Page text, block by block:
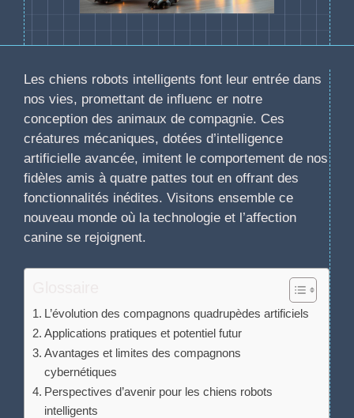
Les chiens robots intelligents font leur entrée dans
nos vies, promettant de influenc er notre
conception des animaux de compagnie. Ces
créatures mécaniques, dotées d’intelligence
artificielle avancée, imitent le comportement de nos
fidèles amis à quatre pattes tout en offrant des
fonctionnalités inédites. Visitons ensemble ce
nouveau monde où la technologie et l’affection
canine se rejoignent.
L’évolution des compagnons quadrupèdes artificiels
Applications pratiques et potentiel futur
Avantages et limites des compagnons
cybernétiques
Perspectives d’avenir pour les chiens robots
intelligents